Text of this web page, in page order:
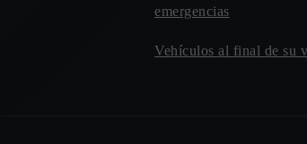
emergencias
Vehículos al final de su